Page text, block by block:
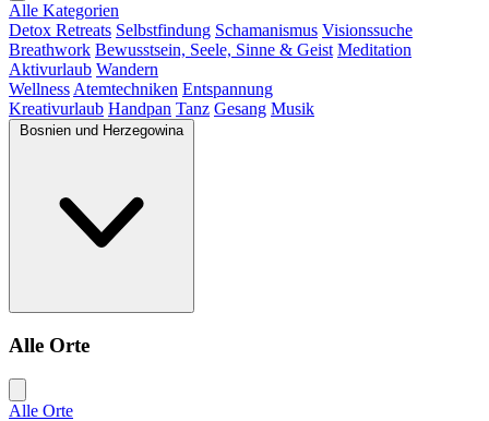
Alle Kategorien
Detox Retreats Selbstfindung Schamanismus Visionssuche
Breathwork Bewusstsein, Seele, Sinne & Geist Meditation
Aktivurlaub Wandern
Wellness Atemtechniken Entspannung
Kreativurlaub Handpan Tanz Gesang Musik
Bosnien und Herzegowina
Alle Orte
Alle Orte